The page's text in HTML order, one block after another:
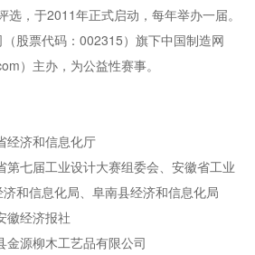
选，于2011年正式启动，每年举办一届。
（股票代码： 002315）旗下中国制造网
）主办，为公益性赛事。
经济和信息化厅
第七届工业设计大赛组委会、安徽省工业
和信息化局、阜南县经济和信息化局
徽经济报社
金源柳木工艺品有限公司